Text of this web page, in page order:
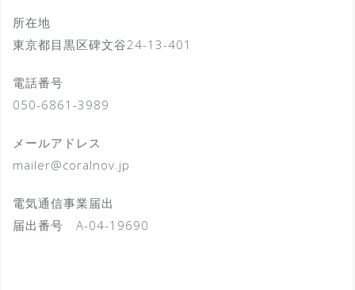
所在地
東京都目黒区碑文谷24-13-401
電話番号
050-6861-3989
メールアドレス
mailer@coralnov.jp
電気通信事業届出
届出番号 A-04-19690